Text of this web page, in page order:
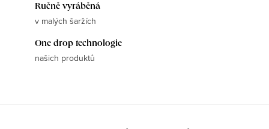
Ručně vyráběná
v malých šaržích
One drop technologie
našich produktů